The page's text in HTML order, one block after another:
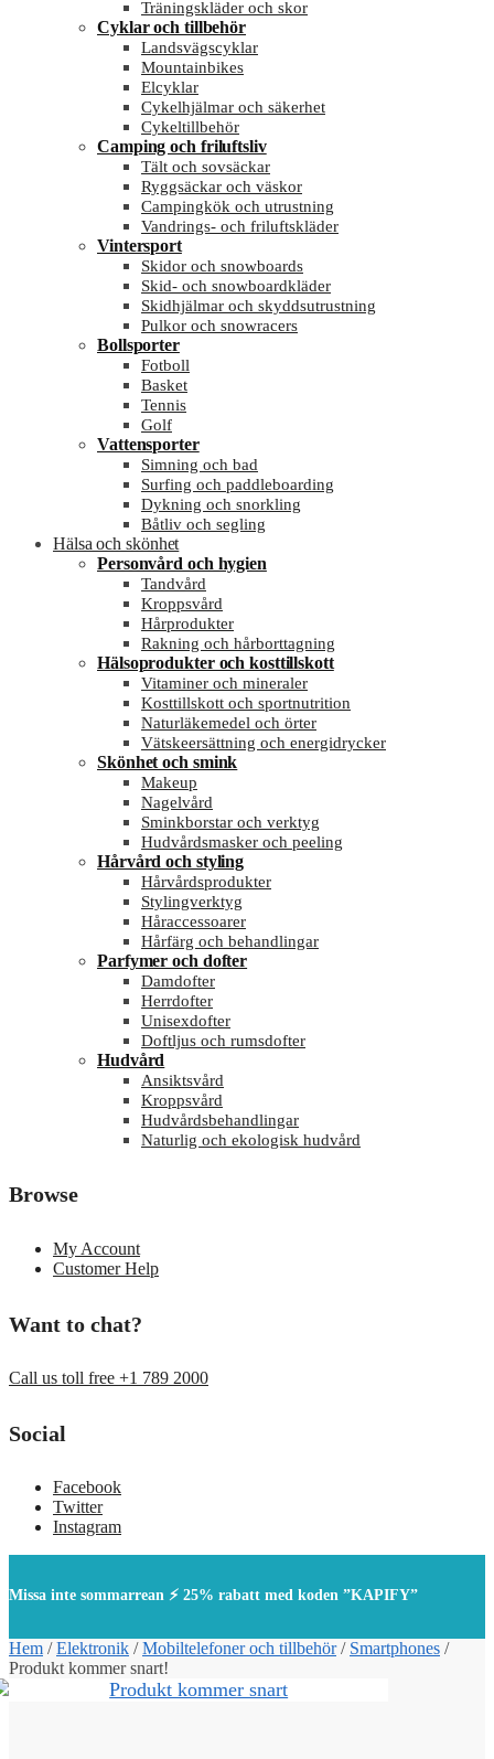
Träningskläder och skor
Cyklar och tillbehör
Landsvägscyklar
Mountainbikes
Elcyklar
Cykelhjälmar och säkerhet
Cykeltillbehör
Camping och friluftsliv
Tält och sovsäckar
Ryggsäckar och väskor
Campingkök och utrustning
Vandrings- och friluftskläder
Vintersport
Skidor och snowboards
Skid- och snowboardkläder
Skidhjälmar och skyddsutrustning
Pulkor och snowracers
Bollsporter
Fotboll
Basket
Tennis
Golf
Vattensporter
Simning och bad
Surfing och paddleboarding
Dykning och snorkling
Båtliv och segling
Hälsa och skönhet
Personvård och hygien
Tandvård
Kroppsvård
Hårprodukter
Rakning och hårborttagning
Hälsoprodukter och kosttillskott
Vitaminer och mineraler
Kosttillskott och sportnutrition
Naturläkemedel och örter
Vätskeersättning och energidrycker
Skönhet och smink
Makeup
Nagelvård
Sminkborstar och verktyg
Hudvårdsmasker och peeling
Hårvård och styling
Hårvårdsprodukter
Stylingverktyg
Håraccessoarer
Hårfärg och behandlingar
Parfymer och dofter
Damdofter
Herrdofter
Unisexdofter
Doftljus och rumsdofter
Hudvård
Ansiktsvård
Kroppsvård
Hudvårdsbehandlingar
Naturlig och ekologisk hudvård
Browse
My Account
Customer Help
Want to chat?
Call us toll free +1 789 2000
Social
Facebook
Twitter
Instagram
Missa inte sommarrean ⚡ 25% rabatt med koden ”KAPIFY”
Hem /Elektronik /Mobiltelefoner och tillbehör/ Smartphones /
Produkt kommer snart!